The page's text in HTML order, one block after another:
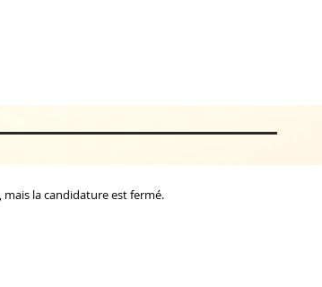
mais la candidature est fermé.